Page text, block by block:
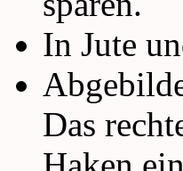
In Jute
Das